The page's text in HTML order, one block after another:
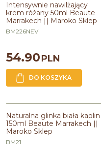
Intensywnie nawilżający
krem różany 50ml Beaute
Marrakech || Maroko Sklep
BM226NEV
54.90PLN
DO KOSZYKA
Naturalna glinka biała kaolin
150ml Beaute Marrakech ||
Maroko Sklep
BM21